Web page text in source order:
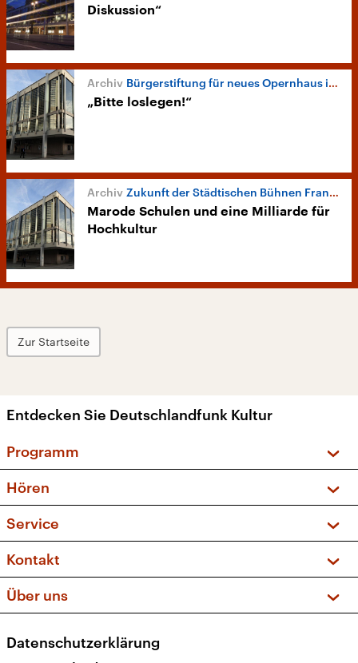
Diskussion“
Bürgerstiftung für neues Opernhaus in Frankfurt am Main
„Bitte loslegen!“
Zukunft der Städtischen Bühnen Frankfurt
Marode Schulen und eine Milliarde für
Hochkultur
Zur Startseite
Entdecken Sie Deutschlandfunk Kultur
Programm
Sendungen und Podcasts
Musikliste
Kakadu – Das Kinderprogramm
Hören
Frequenzen (UKW + DAB+)
Service
FAQ
Apps
Newsletter
Veranstaltungen
Kontakt
Social Media
Über uns
Presse
Datenschutzerklärung